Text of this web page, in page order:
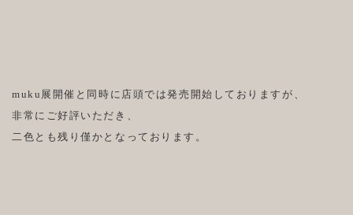
muku展開催と同時に店頭では発売開始しておりますが、
非常にご好評いただき、
二色とも残り僅かとなっております。